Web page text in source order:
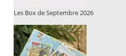
Les Box de Septembre 2026